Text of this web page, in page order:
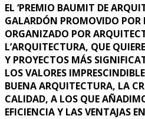
EL ‘PREMIO BAUMIT DE
GALARDÓN PROMOVIDO POR
ORGANIZADO POR
L’ARQUITECTURA, QUE
Y PROYECTOS MÁS
LOS VALORES
BUENA ARQUITECTURA, LA
CALIDAD, A LOS QUE
EFICIENCIA Y LAS VENTAJAS